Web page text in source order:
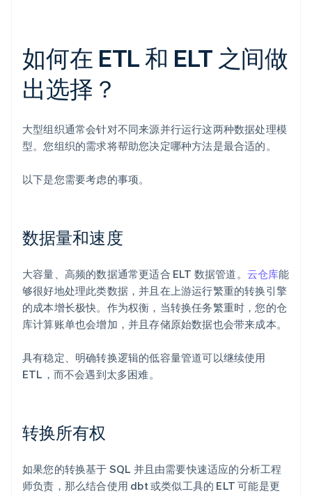
如何在 ETL 和 ELT 之间做
出选择？
大型组织通常会针对不同来源并行运行这两种数据处理模
型。您组织的需求将帮助您决定哪种方法是最合适的。
以下是您需要考虑的事项。
数据量和速度
大容量、高频的数据通常更适合 ELT 数据管道。 云仓库能
够很好地处理此类数据，并且在上游运行繁重的转换引擎
的成本增长极快。作为权衡，当转换任务繁重时，您的仓
库计算账单也会增加，并且存储原始数据也会带来成本。
具有稳定、明确转换逻辑的低容量管道可以继续使用
ETL，而不会遇到太多困难。
转换所有权
如果您的转换基于 SQL 并且由需要快速适应的分析工程
师负责，那么结合使用 dbt 或类似工具的 ELT 可能是更